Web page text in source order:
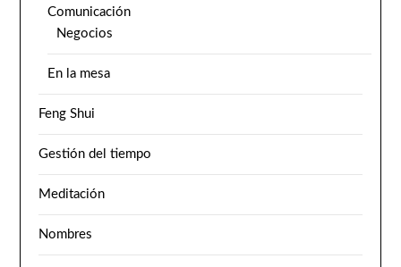
Comunicación
Negocios
En la mesa
Feng Shui
Gestión del tiempo
Meditación
Nombres